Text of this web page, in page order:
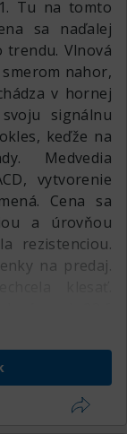
Tu na tomto
sa naďalej
trendu. Vlnová
nahor,
v hornej
signálnu
keďže na
Medvedia
vytvorenie
Cena sa
a úrovňou
rezistenciou.
na predaj.
sa, že to
tam všetky
sa odležala a
prerazená